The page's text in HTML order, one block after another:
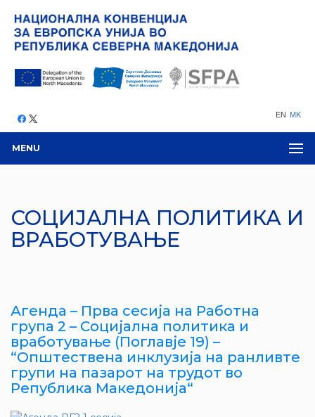
EN MK
MENU
СОЦИЈАЛНА ПОЛИТИКА И
ВРАБОТУВАЊЕ
Агенда – Прва сесија на Работна
група 2 – Социјална политика и
вработување (Поглавје 19) –
“Општествена инклузија на ранливте
групи на пазарот на трудот во
Република Македонија“